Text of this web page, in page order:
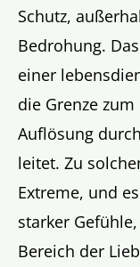
Schutz,
Bedrohung.
einer
die Grenze
Auflösung
leitet. Zu
Extreme, und
starker
Bereich der